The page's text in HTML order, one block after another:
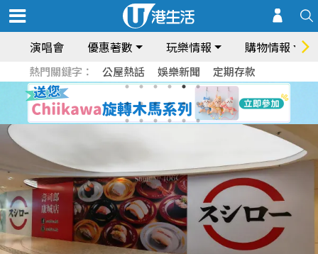
演唱會 優惠著數 玩樂情報 購物情報
熱門關鍵字： 公屋熱話 娛樂新聞 定期存款